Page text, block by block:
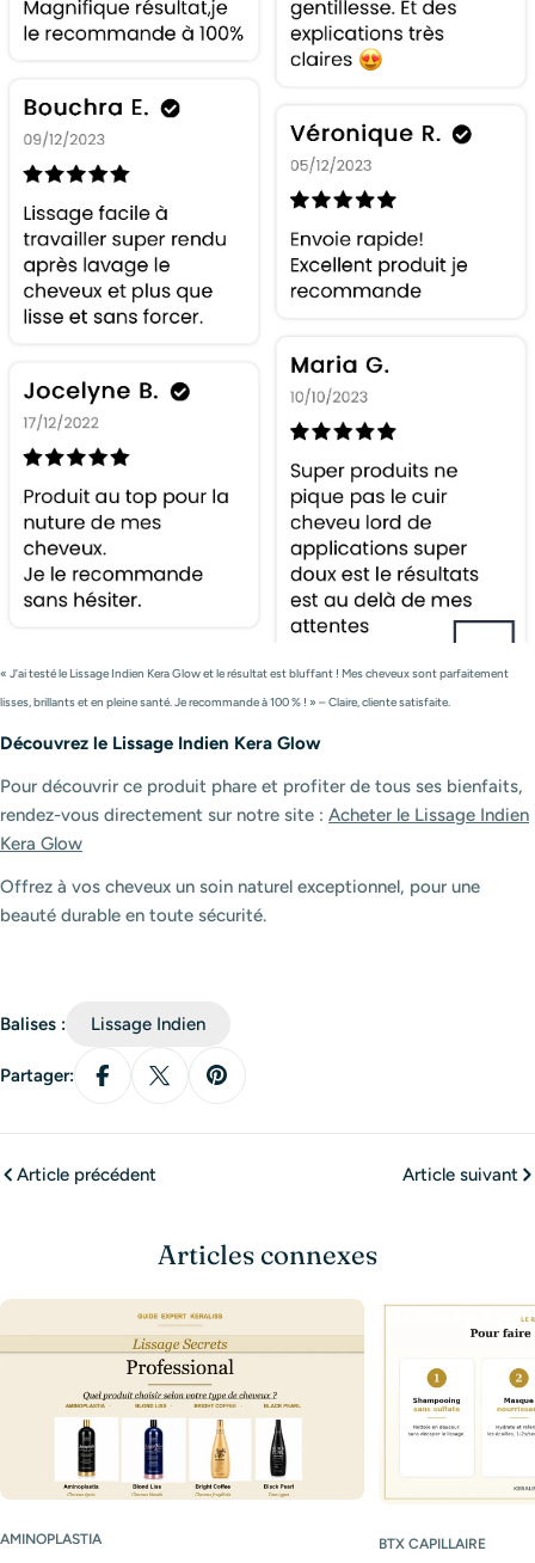
« J’ai testé le Lissage Indien Kera Glow et le résultat est bluffant ! Mes cheveux sont parfaitement
lisses, brillants et en pleine santé. Je recommande à 100 % ! » – Claire, cliente satisfaite.
Découvrez le Lissage Indien Kera Glow
Pour découvrir ce produit phare et profiter de tous ses bienfaits,
rendez-vous directement sur notre site : Acheter le Lissage Indien
Kera Glow
Offrez à vos cheveux un soin naturel exceptionnel, pour une
beauté durable en toute sécurité.
Balises : Lissage Indien
Partager:
Article précédent Article suivant
Articles connexes
AMINOPLASTIA BTX CAPILLAIRE